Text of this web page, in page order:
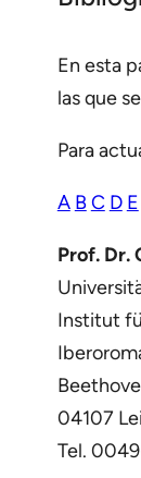
En esta
las que
Para
A BC D E
Prof. Dr.
Institut
04107
Tel.